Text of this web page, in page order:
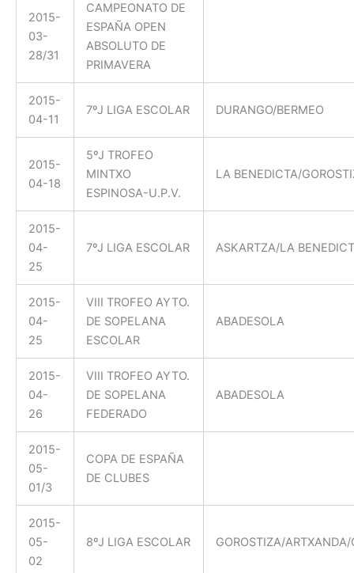
2015-
03-
28/31
CAMPEONATO DE
ESPAÑA OPEN
ABSOLUTO DE
PRIMAVERA
2015-
04-11
7ºJ LIGA ESCOLAR DURANGO/BERMEO
2015-
04-18
5ºJ TROFEO
MINTXO
ESPINOSA-U.P.V.
LA BENEDICTA/
2015-
04-
25
7ºJ LIGA ESCOLAR ASKARTZA/LA
2015-
04-
25
VIII TROFEO AYTO.
DE SOPELANA
ESCOLAR
ABADESOLA
2015-
04-
26
VIII TROFEO AYTO.
DE SOPELANA
FEDERADO
ABADESOLA
2015-
05-
01/3
COPA DE ESPAÑA
DE CLUBES
2015-
05-
02
8ºJ LIGA ESCOLAR GOROSTIZA/ARTXANDA/